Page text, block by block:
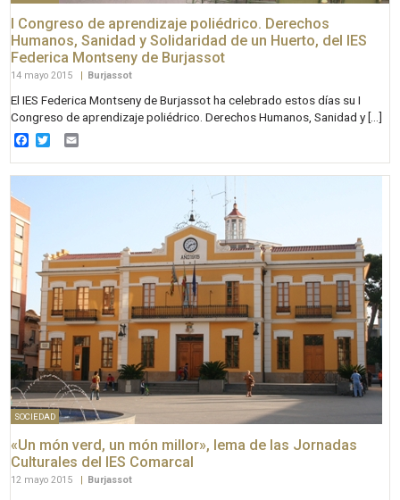
I Congreso de aprendizaje poliédrico. Derechos
Humanos, Sanidad y Solidaridad de un Huerto, del IES
Federica Montseny de Burjassot
14 mayo 2015 Burjassot
El IES Federica Montseny de Burjassot ha celebrado estos días su I
Congreso de aprendizaje poliédrico. Derechos Humanos, Sanidad y […]
Facebook
Twitter
SOCIEDAD
«Un món verd, un món millor», lema de las Jornadas
Culturales del IES Comarcal
12 mayo 2015 | Burjassot